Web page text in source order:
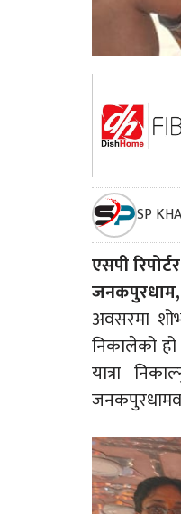
SP
एसपी रिपोर्टर
जनकपुरधाम,
अवसरमा
निकालेको
यात्रा